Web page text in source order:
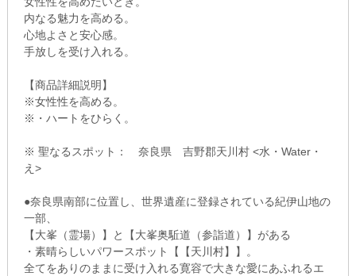
内なる魅力を高める。
心地よさと安心感。
手放しを受け入れる。
【商品詳細説明】
※女性性を高める。
※・ハートをひらく。
※ 聖なるスポット： 奈良県 吉野郡天川村 <水・Water・
え>
●奈良県南部に位置し、世界遺産に登録されている紀伊山地の
一部、
【大峯（霊場）】と【大峯奥駈道（参詣道）】がある
・素晴らしいパワースポット【【天川村】】。
全てをありのままに受け入れる寛容で大きな愛にあふれるエ